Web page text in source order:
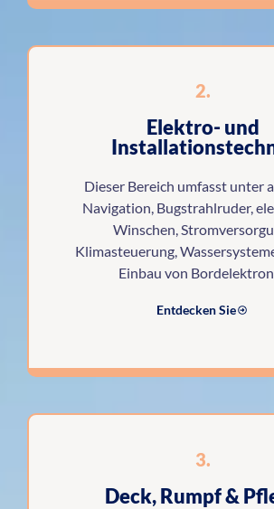
2.
Elektro- und
Dieser Bereich umfasst unter
Navigation, Bugstrahlruder,
Winschen,
Klimasteuerung,
Einbau von
Entdecken Sie
3.
Deck, Rumpf &